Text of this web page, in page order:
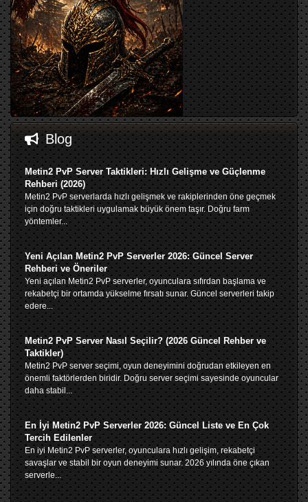
Blog
Metin2 PvP Server Taktikleri: Hızlı Gelişme ve Güçlenme
Rehberi (2026)
Metin2 PvP serverlarda hızlı gelişmek ve rakiplerinden öne geçmek
için doğru taktikleri uygulamak büyük önem taşır. Doğru farm
yöntemler...
Yeni Açılan Metin2 PvP Serverler 2026: Güncel Server
Rehberi ve Öneriler
Yeni açılan Metin2 PvP serverler, oyunculara sıfırdan başlama ve
rekabetçi bir ortamda yükselme fırsatı sunar. Güncel serverleri takip
edere...
Metin2 PvP Server Nasıl Seçilir? (2026 Güncel Rehber ve
Taktikler)
Metin2 PvP server seçimi, oyun deneyimini doğrudan etkileyen en
önemli faktörlerden biridir. Doğru server seçimi sayesinde oyuncular
daha stabil...
En İyi Metin2 PvP Serverler 2026: Güncel Liste ve En Çok
Tercih Edilenler
En iyi Metin2 PvP serverler, oyunculara hızlı gelişim, rekabetçi
savaşlar ve stabil bir oyun deneyimi sunar. 2026 yılında öne çıkan
serverle...